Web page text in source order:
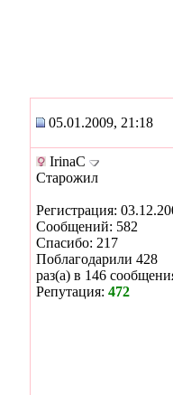
05.01.2009, 21:18
IrinaC
Старожил
Регистрация:
Сообщений: 582
Спасибо: 217
Поблагодарили 428
раз(а) в 146
Репутация: 472